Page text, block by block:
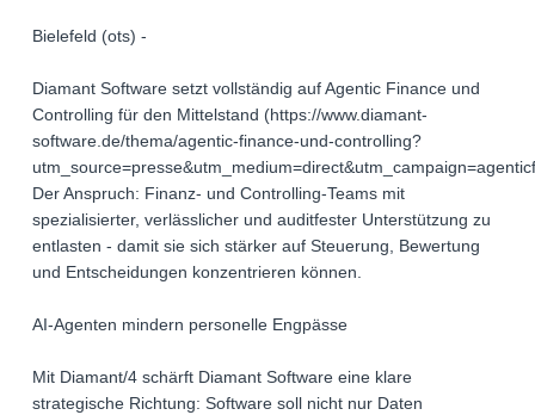
Bielefeld (ots) -
Diamant Software setzt vollständig auf Agentic Finance und
Controlling für den Mittelstand (https://www.diamant-
software.de/thema/agentic-finance-und-controlling?
Der Anspruch: Finanz- und Controlling-Teams mit
spezialisierter, verlässlicher und auditfester Unterstützung zu
entlasten - damit sie sich stärker auf Steuerung, Bewertung
und Entscheidungen konzentrieren können.
AI-Agenten mindern personelle Engpässe
Mit Diamant/4 schärft Diamant Software eine klare
strategische Richtung: Software soll nicht nur Daten